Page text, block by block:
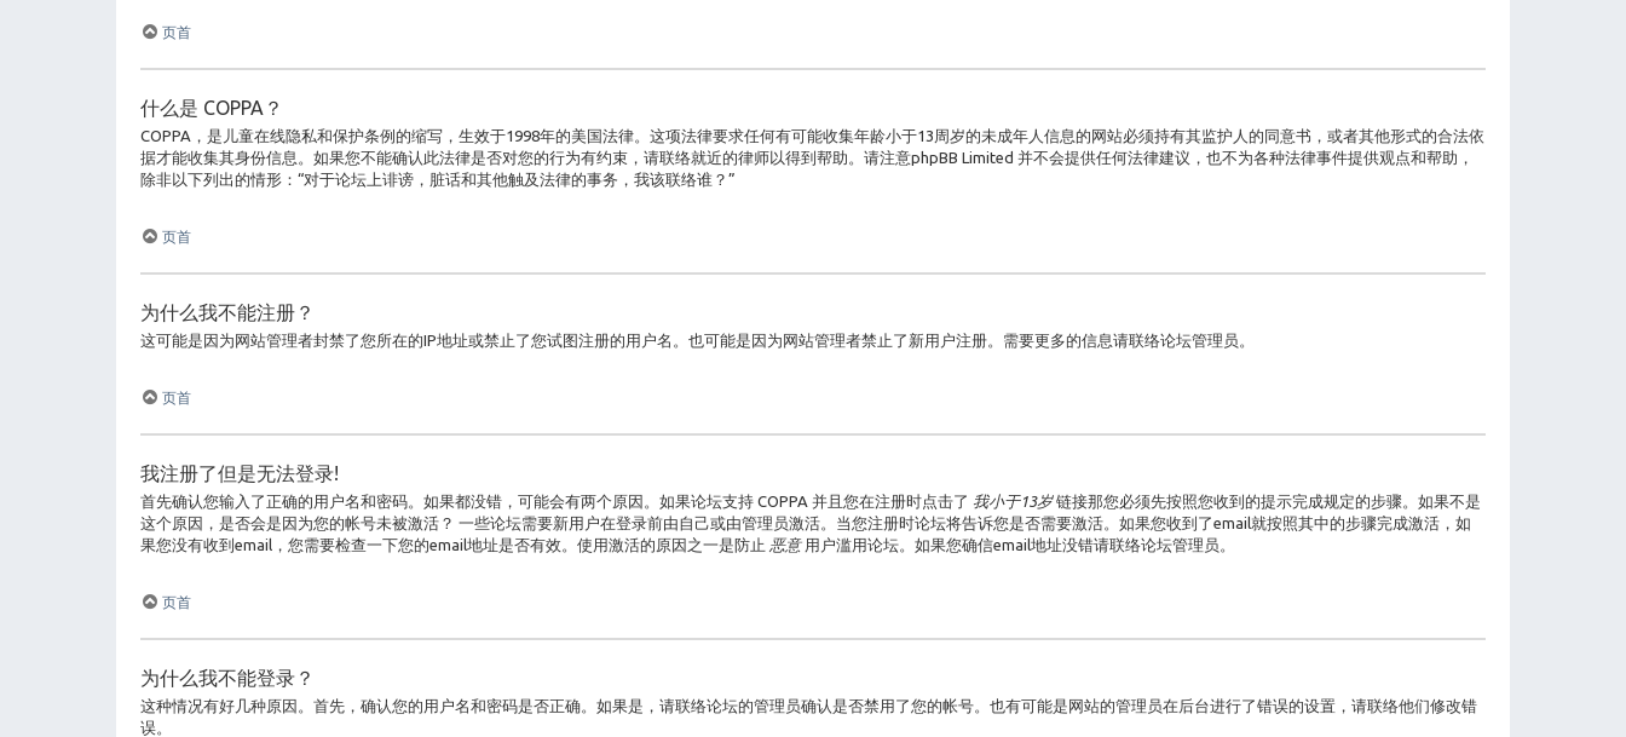
页首
什么是 COPPA？
COPPA，是儿童在线隐私和保护条例的缩写，生效于1998年的美国法律。这项法律要求任何有可能收集年龄小于13周岁的未成年人信息的网站必须持有其监护人的同意书，或者其他形式的合法依
据才能收集其身份信息。如果您不能确认此法律是否对您的行为有约束，请联络就近的律师以得到帮助。请注意phpBB Limited 并不会提供任何法律建议，也不为各种法律事件提供观点和帮助，
除非以下列出的情形：“对于论坛上诽谤，脏话和其他触及法律的事务，我该联络谁？”
页首
为什么我不能注册？
这可能是因为网站管理者封禁了您所在的IP地址或禁止了您试图注册的用户名。也可能是因为网站管理者禁止了新用户注册。需要更多的信息请联络论坛管理员。
页首
我注册了但是无法登录!
首先确认您输入了正确的用户名和密码。如果都没错，可能会有两个原因。如果论坛支持 COPPA 并且您在注册时点击了 我小于13岁链接那您必须先按照您收到的提示完成规定的步骤。如果不是
这个原因，是否会是因为您的帐号未被激活？ 一些论坛需要新用户在登录前由自己或由管理员激活。当您注册时论坛将告诉您是否需要激活。如果您收到了email就按照其中的步骤完成激活，如
果您没有收到email，您需要检查一下您的email地址是否有效。使用激活的原因之一是防止 恶意用户滥用论坛。如果您确信email地址没错请联络论坛管理员。
页首
为什么我不能登录？
这种情况有好几种原因。首先，确认您的用户名和密码是否正确。如果是，请联络论坛的管理员确认是否禁用了您的帐号。也有可能是网站的管理员在后台进行了错误的设置，请联络他们修改错
误。